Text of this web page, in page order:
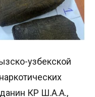
узбекской
КР Ш.А.А.,